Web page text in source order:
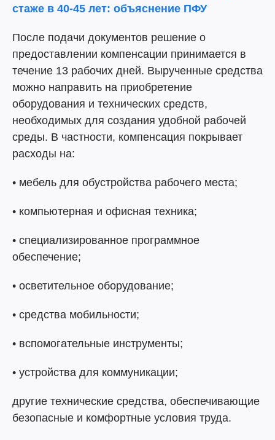
стаже в 40-45 лет: объяснение ПФУ
После подачи документов решение о
предоставлении компенсации принимается в
течение 13 рабочих дней. Вырученные средства
можно направить на приобретение
оборудования и технических средств,
необходимых для создания удобной рабочей
среды. В частности, компенсация покрывает
расходы на:
• мебель для обустройства рабочего места;
• компьютерная и офисная техника;
• специализированное программное
обеспечение;
• осветительное оборудование;
• средства мобильности;
• вспомогательные инструменты;
• устройства для коммуникации;
другие технические средства, обеспечивающие
безопасные и комфортные условия труда.